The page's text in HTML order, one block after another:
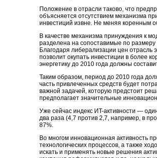
Положение в отрасли таково, что
объясняется отсутствием механизма
инвестиций извне. Не меняя коренным
В качестве механизма принуждения к
разделена на сопоставимые по размеру
Благодаря либерализации цен отрасль
позволит окупать инвестиции в более
энергетику до 2010 года должны
Таким образом, период до 2010 года
часть привлеченных средств будет
важной задачей, которую предстоит
предполагает значительные
Уже сейчас индекс ИT-активности —
два раза (4,7 против 2,7, например, в
87%.
Во многом инновационная активность
технологических процессов, а также
искать и применять новые решения